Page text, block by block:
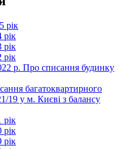
рік
рік
рік
рік
р. Про списання будинку
багатоквартирного
19 у м. Києві з балансу
рік
рік
рік